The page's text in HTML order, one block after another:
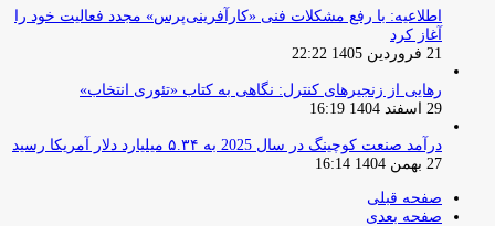
اطلاعیه: با رفع مشکلات فنی «کارآفرینی‌پرس» مجدد فعالیت خود را
آغاز کرد
21 فروردین 1405 22:22
رهایی از زنجیرهای کنترل: نگاهی به کتاب «تئوری انتخاب»
29 اسفند 1404 16:19
درآمد صنعت کوچینگ در سال 2025 به ۵.۳۴ میلیارد دلار آمریکا رسید
27 بهمن 1404 16:14
صفحه قبلی
صفحه بعدی